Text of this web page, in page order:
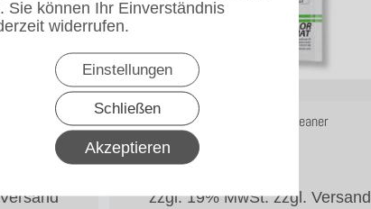
Sie können Ihr Einverständnis
widerrufen.
Einstellungen
Schließen
Akzeptieren
0,00€ je g
Bravilor Bonamat Cleaner
zzgl. 19% MwSt.zzgl. Versand